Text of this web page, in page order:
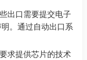
出口需要提交电子
。通过自动出口系
求提供芯片的技术